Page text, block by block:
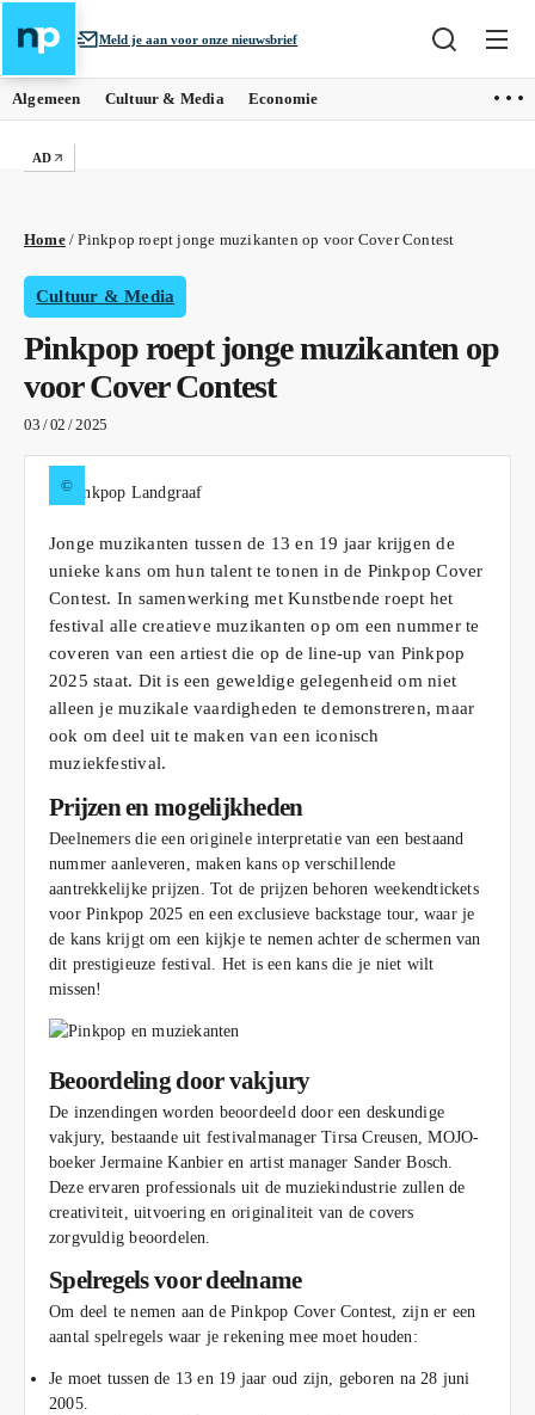
Meld je aan voor onze nieuwsbrief
Algemeen Cultuur & Media Economie
AD
Home/Pinkpop roept jonge muzikanten op voor Cover Contest
Cultuur & Media
Pinkpop roept jonge muzikanten op
voor Cover Contest
03 / 02 / 2025
©
Jonge muzikanten tussen de 13 en 19 jaar krijgen de
unieke kans om hun talent te tonen in de Pinkpop Cover
Contest. In samenwerking met Kunstbende roept het
festival alle creatieve muzikanten op om een nummer te
coveren van een artiest die op de line-up van Pinkpop
2025 staat. Dit is een geweldige gelegenheid om niet
alleen je muzikale vaardigheden te demonstreren, maar
ook om deel uit te maken van een iconisch
muziekfestival.
Prijzen en mogelijkheden
Deelnemers die een originele interpretatie van een bestaand
nummer aanleveren, maken kans op verschillende
aantrekkelijke prijzen. Tot de prijzen behoren weekendtickets
voor Pinkpop 2025 en een exclusieve backstage tour, waar je
de kans krijgt om een kijkje te nemen achter de schermen van
dit prestigieuze festival. Het is een kans die je niet wilt
missen!
Beoordeling door vakjury
De inzendingen worden beoordeeld door een deskundige
vakjury, bestaande uit festivalmanager Tirsa Creusen, MOJO-
boeker Jermaine Kanbier en artist manager Sander Bosch.
Deze ervaren professionals uit de muziekindustrie zullen de
creativiteit, uitvoering en originaliteit van de covers
zorgvuldig beoordelen.
Spelregels voor deelname
Om deel te nemen aan de Pinkpop Cover Contest, zijn er een
aantal spelregels waar je rekening mee moet houden:
Je moet tussen de 13 en 19 jaar oud zijn, geboren na 28 juni
2005.